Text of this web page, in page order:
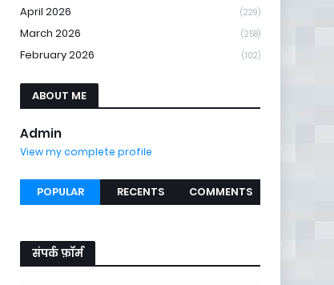
April 2026 (229)
March 2026 (258)
February 2026 (102)
ABOUT ME
Admin
View my complete profile
POPULAR RECENTS COMMENTS
संपर्क फ़ॉर्म